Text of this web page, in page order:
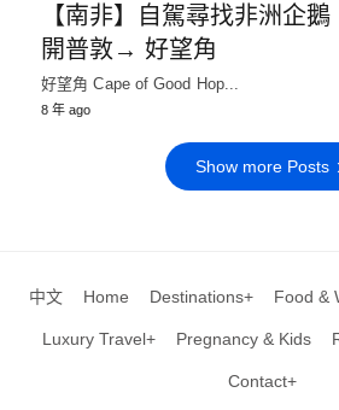
【南非】自駕尋找非洲企鵝
開普敦→ 好望角
好望角 Cape of Good Hop...
8 年 ago
Show more Posts
中文 Home Destinations+ Food &
Luxury Travel+ Pregnancy & Kids
Contact+